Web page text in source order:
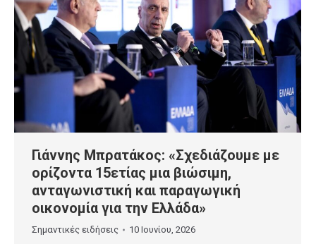
Γιάννης Μπρατάκος: «Σχεδιάζουμε με
ορίζοντα 15ετίας μια βιώσιμη,
ανταγωνιστική και παραγωγική
οικονομία για την Ελλάδα»
Σημαντικές ειδήσεις 10 Ιουνίου, 2026